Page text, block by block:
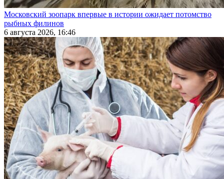
Московский зоопарк впервые в истории ожидает потомство
рыбных филинов
6 августа 2026, 16:46